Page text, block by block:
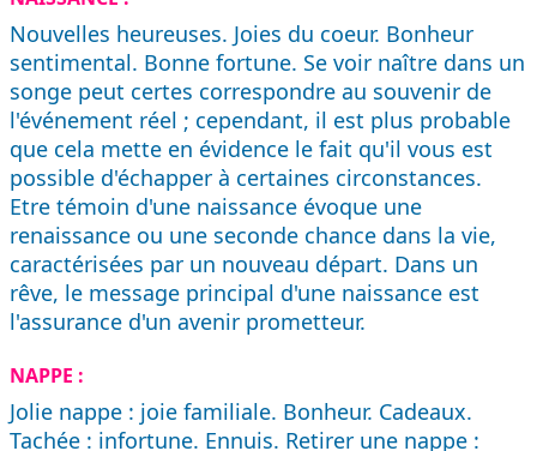
Nouvelles heureuses. Joies du coeur. Bonheur
sentimental. Bonne fortune. Se voir naître dans un
songe peut certes correspondre au souvenir de
l'événement réel ; cependant, il est plus probable
que cela mette en évidence le fait qu'il vous est
possible d'échapper à certaines circonstances.
Etre témoin d'une naissance évoque une
renaissance ou une seconde chance dans la vie,
caractérisées par un nouveau départ. Dans un
rêve, le message principal d'une naissance est
l'assurance d'un avenir prometteur.
NAPPE :
Jolie nappe : joie familiale. Bonheur. Cadeaux.
Tachée : infortune. Ennuis. Retirer une nappe :